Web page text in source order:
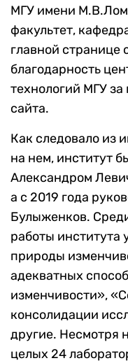
МГУ имени
факультет,
главной
благодарность
технологий МГУ
сайта.
Как следовало из
на нем, институт
Александром
а с 2019 года
Булыженков.
работы
природы
адекватных
изменчивости»,
консолидации
другие. Несмотря
целых 24